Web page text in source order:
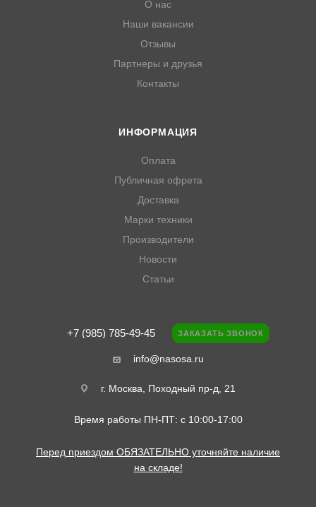
О нас
Наши вакансии
Отзывы
Партнеры и друзья
Контакты
ИНФОРМАЦИЯ
Оплата
Публичная офрета
Доставка
Марки техники
Производители
Новости
Статьи
+7 (985) 785-49-45 ЗАКАЗАТЬ ЗВОНОК
info@nasosa.ru
г. Москва, Походный пр-д, 21
Время работы ПН-ПТ: с 10:00-17:00
Перед приездом ОБЯЗАТЕЛЬНО уточняйте наличие
на складе!